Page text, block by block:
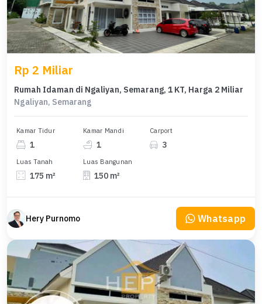
Rp 2 Miliar
Rumah Idaman di Ngaliyan, Semarang, 1 KT, Harga 2 Miliar
Ngaliyan, Semarang
Kamar Tidur
1
Kamar Mandi
1
Carport
3
Luas Tanah
175 m²
Luas Bangunan
150 m²
Hery Purnomo Whatsapp